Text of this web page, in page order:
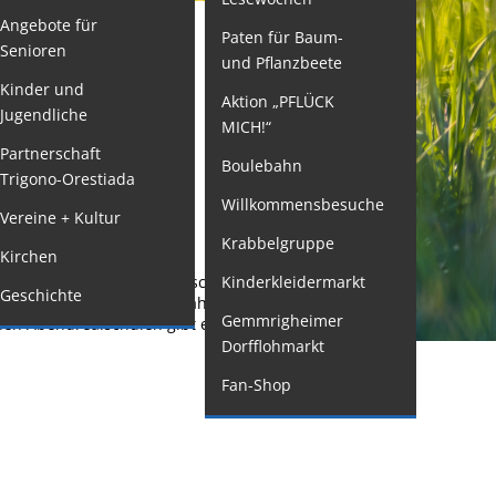
Formulare
Mängelmeldung
Winterdienst
Gutachterausschuss
Organspende
Gleichstellung
Angebote für
Senioren
Kinder und
Jugendliche
Partnerschaft
Trigono-Orestiada
Vereine + Kultur
Kirchen
Geschichte
Paten für Baum-
und Pflanzbeete
Aktion „PFLÜCK
MICH!“
Boulebahn
Willkommensbesuche
Krabbelgruppe
Kinderkleidermarkt
Gemmrigheimer
Dorfflohmarkt
Fan-Shop
ZUR
die Realschulabschlussprüfung
Schule zwei bis drei Jahre. Im letzten
Abendrealschulen gibt es unterschiedliche